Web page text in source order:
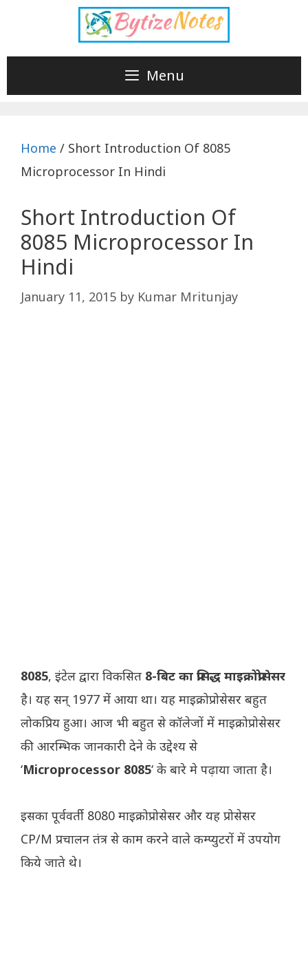
content
Menu
Home / Short Introduction Of 8085
Microprocessor In Hindi
Short Introduction Of
8085 Microprocessor In
Hindi
January 11, 2015 by Kumar Mritunjay
8085, इंटेल द्वारा विकसित 8-बिट का प्रसिद्ध माइक्रोप्रोसेसर
है। यह सन् 1977 में आया था। यह माइक्रोप्रोसेसर बहुत
लोकप्रिय हुआ। आज भी बहुत से कॉलेजों में माइक्रोप्रोसेसर
की आरम्भिक जानकारी देने के उद्देश्य से
‘Microprocessor 8085‘ के बारे मे पढ़ाया जाता है।
इसका पूर्ववर्ती 8080 माइक्रोप्रोसेसर और यह प्रोसेसर
CP/M प्रचालन तंत्र से काम करने वाले कम्प्युटरों में उपयोग
किये जाते थे।